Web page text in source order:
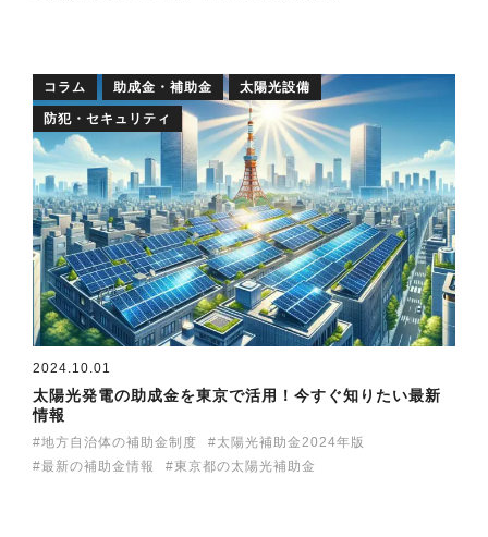
コラム 助成金・補助金 太陽光設備
防犯・セキュリティ
2024.10.01
太陽光発電の助成金を東京で活用！今すぐ知りたい最新
情報
地方自治体の補助金制度
太陽光補助金2024年版
最新の補助金情報
東京都の太陽光補助金